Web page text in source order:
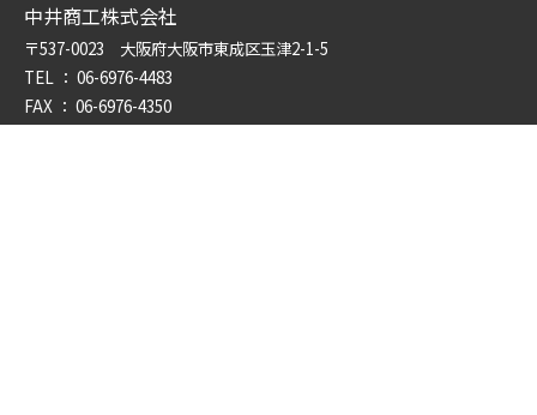
中井商工株式会社
〒537-0023 大阪府大阪市東成区玉津2-1-5
TEL ： 06-6976-4483
FAX ： 06-6976-4350